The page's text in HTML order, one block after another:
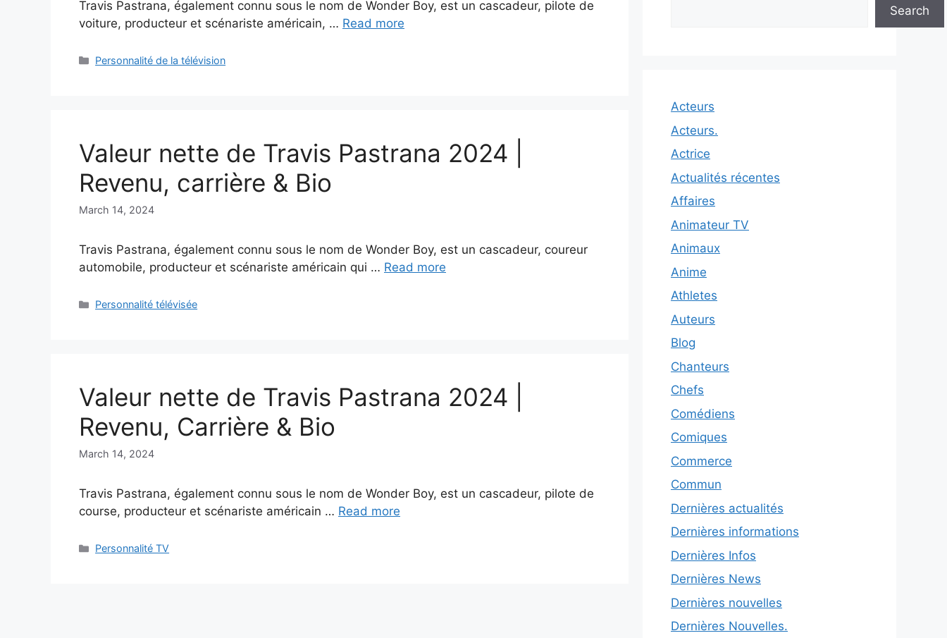
Travis Pastrana, également connu sous le nom de Wonder Boy, est un cascadeur, pilote de
voiture, producteur et scénariste américain, … Read more
Categories
Personnalité de la télévision
Valeur nette de Travis Pastrana 2024 |
Revenu, carrière & Bio
March 14, 2024
Travis Pastrana, également connu sous le nom de Wonder Boy, est un cascadeur, coureur
automobile, producteur et scénariste américain qui … Read more
Categories
Personnalité télévisée
Valeur nette de Travis Pastrana 2024 |
Revenu, Carrière & Bio
March 14, 2024
Travis Pastrana, également connu sous le nom de Wonder Boy, est un cascadeur, pilote de
course, producteur et scénariste américain … Read more
Categories
Personnalité TV
Search
Acteurs
Acteurs.
Actrice
Actualités récentes
Affaires
Animateur TV
Animaux
Anime
Athletes
Auteurs
Blog
Chanteurs
Chefs
Comédiens
Comiques
Commerce
Commun
Dernières actualités
Dernières informations
Dernières Infos
Dernières News
Dernières nouvelles
Dernières Nouvelles.